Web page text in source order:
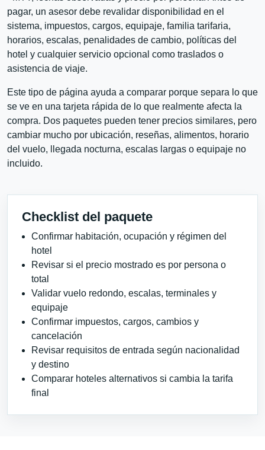
pagar, un asesor debe revalidar disponibilidad en el
sistema, impuestos, cargos, equipaje, familia tarifaria,
horarios, escalas, penalidades de cambio, políticas del
hotel y cualquier servicio opcional como traslados o
asistencia de viaje.
Este tipo de página ayuda a comparar porque separa lo que
se ve en una tarjeta rápida de lo que realmente afecta la
compra. Dos paquetes pueden tener precios similares, pero
cambiar mucho por ubicación, reseñas, alimentos, horario
del vuelo, llegada nocturna, escalas largas o equipaje no
incluido.
Checklist del paquete
Confirmar habitación, ocupación y régimen del
hotel
Revisar si el precio mostrado es por persona o
total
Validar vuelo redondo, escalas, terminales y
equipaje
Confirmar impuestos, cargos, cambios y
cancelación
Revisar requisitos de entrada según nacionalidad
y destino
Comparar hoteles alternativos si cambia la tarifa
final